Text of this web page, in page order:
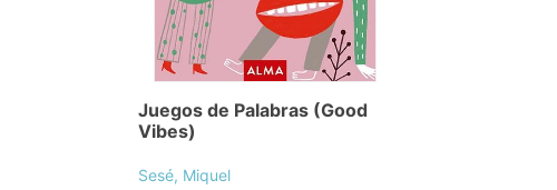
Juegos de Palabras (Good
Vibes)
Sesé, Miquel